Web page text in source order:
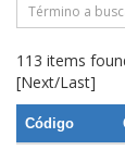
113 items
[Next/Last]
Código